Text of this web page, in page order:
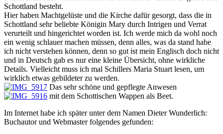
Schottland besteht.
Hier haben Machtgelüste und die Kirche dafür gesorgt, dass die in
Schottland sehr beliebte Königin Mary durch Intrigen und Verrat
verurteilt und hingerichtet worden ist. Ich werde mich da wohl noch
ein wenig schlauer machen müssen, denn alles, was da stand habe
ich nicht verstehen können, denn so gut ist mein Englisch doch nicht
und in Deutsch gab es nur eine kleine Übersicht, ohne wirkliche
Details. Vielleicht muss ich mal Schillers Maria Stuart lesen, um
wirklich etwas gebildeter zu werden.
Das sehr schöne und gepflegte Anwesen
mit dem Schottischen Wappen als Beet.
Im Internet habe ich später unter dem Namen Dieter Wunderlich:
Buchautor und Webmaster folgendes gefunden: